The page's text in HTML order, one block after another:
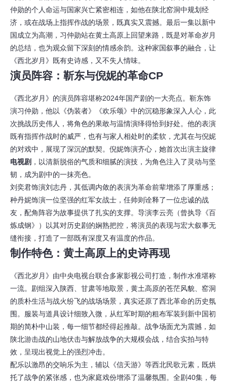
仲勋的个人命运与国家兴亡紧密相连，如他在陕北窑洞中规划经
济，或在战场上指挥作战的场景，既真实又震撼。最后一集以新中
国成立为高潮，习仲勋站在黄土高原上回望来路，既是对革命岁月
的总结，也为观众留下深刻的情感余韵。这种家国叙事的融合，让
《西北岁月》既有史诗感，又不失人情味。
演员阵容：靳东与倪妮的革命CP
《西北岁月》的演员阵容堪称2024年国产剧的一大亮点。靳东饰
演习仲勋，他以《伪装者》《欢乐颂》中的沉稳形象深入人心，此
次挑战历史伟人，将角色的果敢与温情演绎得恰到好处。他的表演
既有指挥作战时的威严，也有与家人相处时的柔软，尤其在与倪妮
的对戏中，展现了深沉的默契。倪妮饰演齐心，她首次出演主旋律
电视剧 ，以清新脱俗的气质和细腻的演技，为角色注入了灵动与坚
韧，成为剧中的一抹亮色。
刘奕君饰演刘志丹，其低调内敛的表演为革命前辈增添了厚重感；
种丹妮饰演一位坚强的红军女战士，任帅则诠释了一位忠诚的战
友，配角阵容为故事提供了扎实的支撑。导演李云亮（曾执导《百
炼成钢》）以其对历史剧的娴熟把控，将演员的表现与宏大叙事无
缝衔接，打造了一部既有深度又有温度的作品。
制作特色：黄土高原上的史诗再现
《西北岁月》由中央电视台联合多家影视公司打造，制作水准堪称
一流。剧组深入陕西、甘肃等地取景，黄土高原的苍茫风貌、窑洞
的质朴生活与战火纷飞的战场场景，真实还原了西北革命的历史氛
围。服装与道具设计细致入微，从红军时期的粗布军装到新中国初
期的简朴中山装，每一细节都经得起推敲。战争场面尤为震撼，如
陕北游击战的山地伏击与解放战争的大规模会战，结合实拍与特
效，呈现出视觉上的强烈冲击。
配乐以激昂的交响乐为主，辅以《信天游》等西北民歌元素，既烘
托了战争的紧张感，也为家庭戏份增添了温馨氛围。全剧40集，每